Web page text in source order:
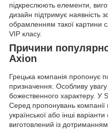
підкреслюють елементи,
дизайн підтримує наявність
обрамленням такої картини
VIP класу.
Причини
Axion
Грецька компанія пропонує
призначення. Особливу
божественного характеру. У
Серед пропонувань компанії
української або інші
виготовлений із дотриманням